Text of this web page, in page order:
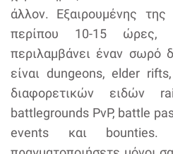
άλλον. Εξαιρουμένης της
περίπου 10-15 ώρες,
περιλαμβάνει έναν σωρό
είναι dungeons, elder
διαφορετικών ειδών
battlegrounds PvP, battle
events και